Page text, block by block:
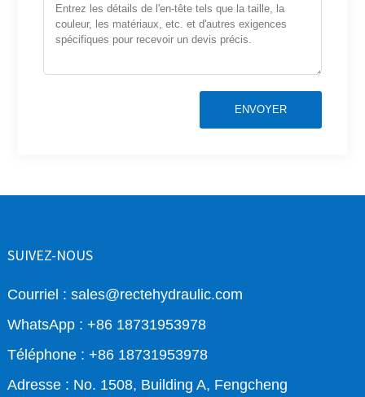
ENVOYER
SUIVEZ-NOUS
Courriel : sales@rectehydraulic.com
WhatsApp : +86 18731953978
Téléphone : +86 18731953978
Adresse : No. 1508, Building A, Fengcheng